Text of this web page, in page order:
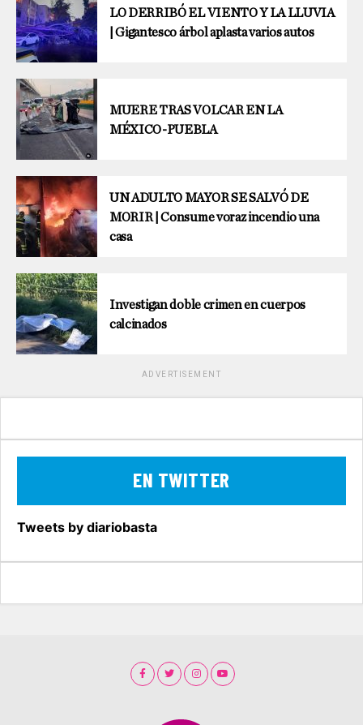
LO DERRIBÓ EL VIENTO Y LA LLUVIA
| Gigantesco árbol aplasta varios autos
MUERE TRAS VOLCAR EN LA
MÉXICO-PUEBLA
UN ADULTO MAYOR SE SALVÓ DE
MORIR | Consume voraz incendio una
casa
Investigan doble crimen en cuerpos
calcinados
ADVERTISEMENT
EN TWITTER
Tweets by diariobasta